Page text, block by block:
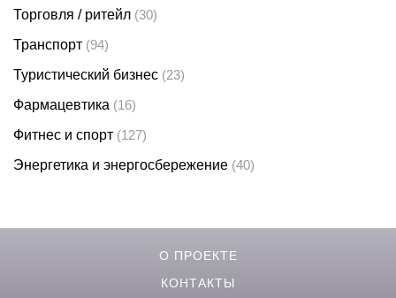
Торговля / ритейл (30)
Транспорт (94)
Туристический бизнес (23)
Фармацевтика (16)
Фитнес и спорт (127)
Энергетика и энергосбережение (40)
О ПРОЕКТЕ
КОНТАКТЫ